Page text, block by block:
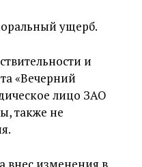
ущерб.
и
«Вечерний
лицо ЗАО
также не